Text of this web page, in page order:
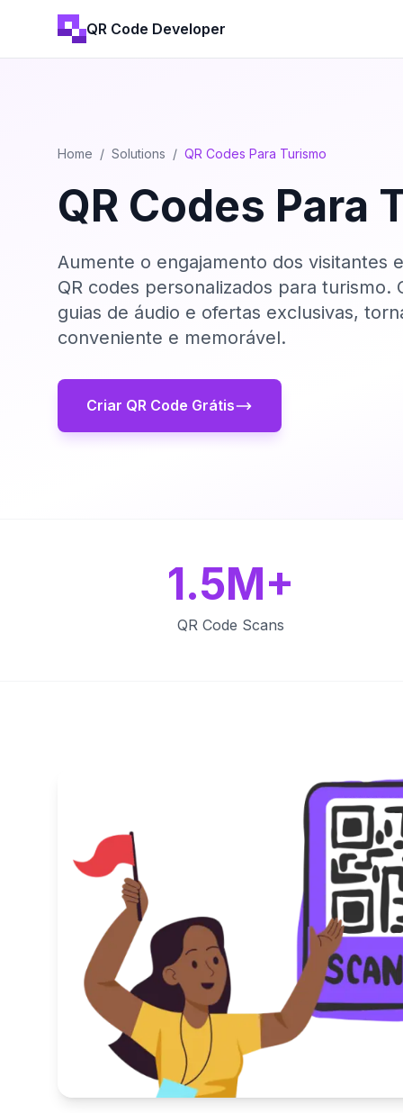
QR Code Developer
Home / Solutions / QR Codes Para Turismo
QR Codes Para
Aumente o engajamento dos visitantes
QR codes personalizados para
guias de áudio e ofertas exclusivas,
conveniente e memorável.
Criar QR Code Grátis
1.5M+
QR Code Scans